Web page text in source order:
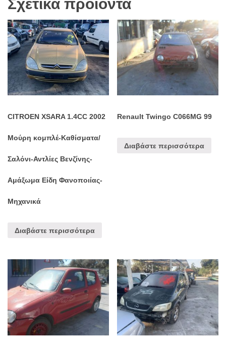
Σχετικά προϊόντα
CITROEN XSARA 1.4CC 2002
Μούρη κομπλέ-Καθίσματα/
Σαλόνι-Αντλίες Βενζίνης-
Αμάξωμα Είδη Φανοποιίας-
Μηχανικά
Διαβάστε περισσότερα
Renault Twingo C066MG 99
Διαβάστε περισσότερα